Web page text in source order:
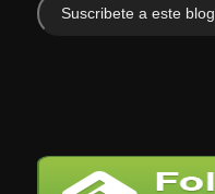
Suscribete a este blog